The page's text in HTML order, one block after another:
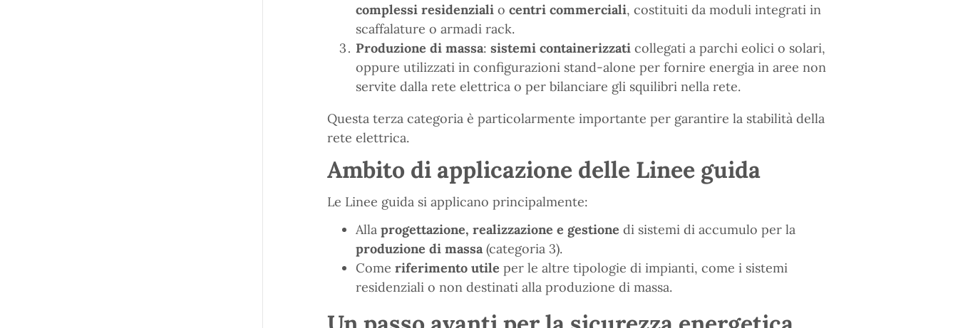
complessi residenzialio centri commerciali, costituiti da moduli integrati in
scaffalature o armadi rack.
Produzione di massa: sistemi containerizzaticollegati a parchi eolici o solari,
oppure utilizzati in configurazioni stand-alone per fornire energia in aree non
servite dalla rete elettrica o per bilanciare gli squilibri nella rete.
Questa terza categoria è particolarmente importante per garantire la stabilità della
rete elettrica.
Ambito di applicazione delle Linee guida
Le Linee guida si applicano principalmente:
Alla progettazione, realizzazione e gestione di sistemi di accumulo per la
produzione di massa(categoria 3).
Come riferimento utile per le altre tipologie di impianti, come i sistemi
residenziali o non destinati alla produzione di massa.